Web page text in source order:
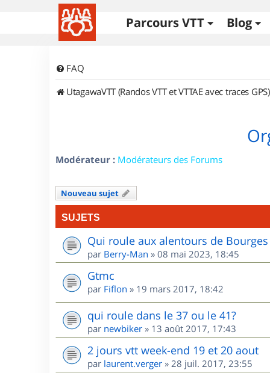
Parcours VTT Blog
FAQ
UtagawaVTT (Randos VTT et VTTAE avec traces GPS)
Modérateur : Modérateurs des Forums
Nouveau sujet
SUJETS
Qui roule aux alentours de Bourges
par Berry-Man » 08 mai 2023, 18:45
Gtmc
par Fiflon » 19 mars 2017, 18:42
qui roule dans le 37 ou le 41?
par newbiker » 13 août 2017, 17:43
2 jours vtt week-end 19 et 20 aout
par laurent.verger » 28 juil. 2017, 23:55